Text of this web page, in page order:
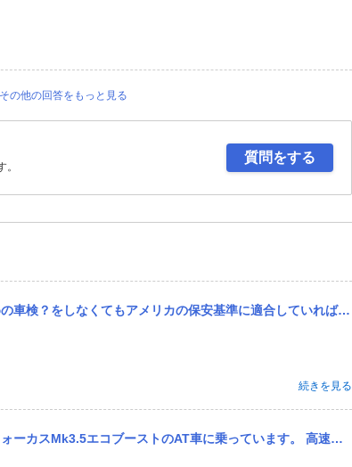
その他の回答をもっと見る
質問をする
していれば日本で売れるようになりましたが、 結局アメリカメーカーはその制度を使ってませんよね？何故ですか？ 日本...
続きを見る
ます。 高速道路をアダプティブクルーズコントロールで100kmほどで走っていて前の車に詰まり車速が落ちたあと...